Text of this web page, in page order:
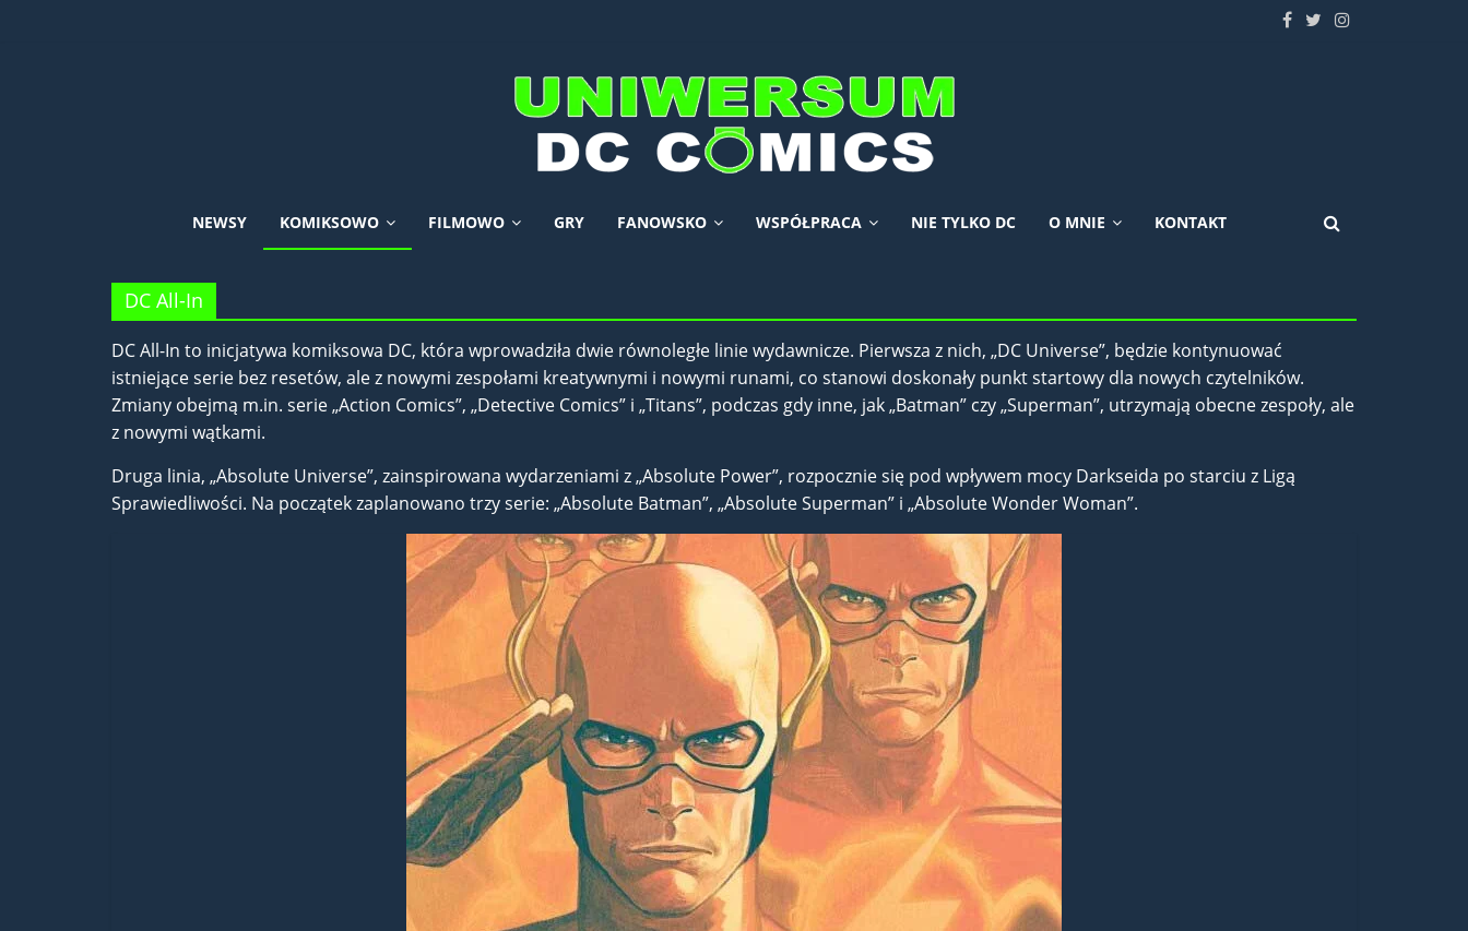
Uniwersum
DC
Comics
NEWSY KOMIKSOWO FILMOWO GRY FANOWSKO WSPÓŁPRACA NIE TYLKO DC O MNIE KONTAKT
DC All-In
DC All-In to inicjatywa komiksowa DC, która wprowadziła dwie równoległe linie wydawnicze. Pierwsza z nich, „DC Universe”, będzie kontynuować
istniejące serie bez resetów, ale z nowymi zespołami kreatywnymi i nowymi runami, co stanowi doskonały punkt startowy dla nowych czytelników.
Zmiany obejmą m.in. serie „Action Comics”, „Detective Comics” i „Titans”, podczas gdy inne, jak „Batman” czy „Superman”, utrzymają obecne zespoły, ale
z nowymi wątkami.
Druga linia, „Absolute Universe”, zainspirowana wydarzeniami z „Absolute Power”, rozpocznie się pod wpływem mocy Darkseida po starciu z Ligą
Sprawiedliwości. Na początek zaplanowano trzy serie: „Absolute Batman”, „Absolute Superman” i „Absolute Wonder Woman”.